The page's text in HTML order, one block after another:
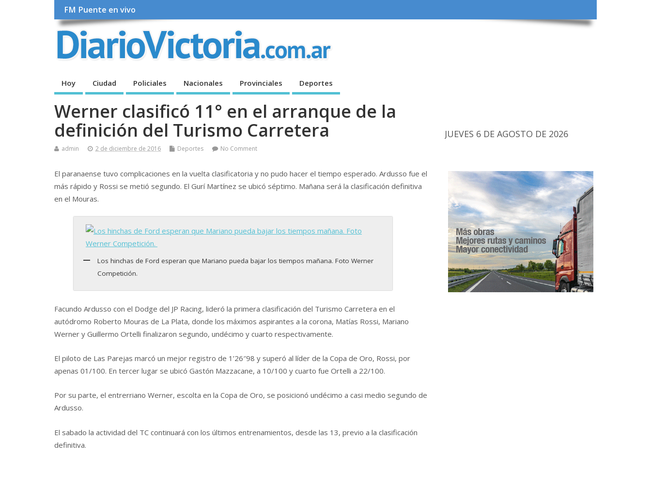
FM Puente en vivo
Hoy Ciudad Policiales Nacionales Provinciales Deportes
Werner clasificó 11° en el arranque de la
definición del Turismo Carretera
admin 2 de diciembre de 2016 Deportes No Comment
El paranaense tuvo complicaciones en la vuelta clasificatoria y no pudo hacer el tiempo esperado. Ardusso fue el
más rápido y Rossi se metió segundo. El Gurí Martínez se ubicó séptimo. Mañana será la clasificación definitiva
en el Mouras.
Los hinchas de Ford esperan que Mariano pueda bajar los tiempos mañana. Foto Werner
Competición.
Facundo Ardusso con el Dodge del JP Racing, lideró la primera clasificación del Turismo Carretera en el
autódromo Roberto Mouras de La Plata, donde los máximos aspirantes a la corona, Matías Rossi, Mariano
Werner y Guillermo Ortelli finalizaron segundo, undécimo y cuarto respectivamente.
El piloto de Las Parejas marcó un mejor registro de 1’26″98 y superó al líder de la Copa de Oro, Rossi, por
apenas 01/100. En tercer lugar se ubicó Gastón Mazzacane, a 10/100 y cuarto fue Ortelli a 22/100.
Por su parte, el entrerriano Werner, escolta en la Copa de Oro, se posicionó undécimo a casi medio segundo de
Ardusso.
El sabado la actividad del TC continuará con los últimos entrenamientos, desde las 13, previo a la clasificación
definitiva.
JUEVES 6 DE AGOSTO DE 2026